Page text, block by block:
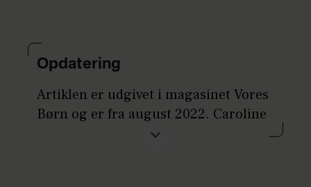
Opdatering
Artiklen er udgivet i magasinet Vores
Børn og er fra august 2022. Caroline
Wozniacki og David Lee er siden